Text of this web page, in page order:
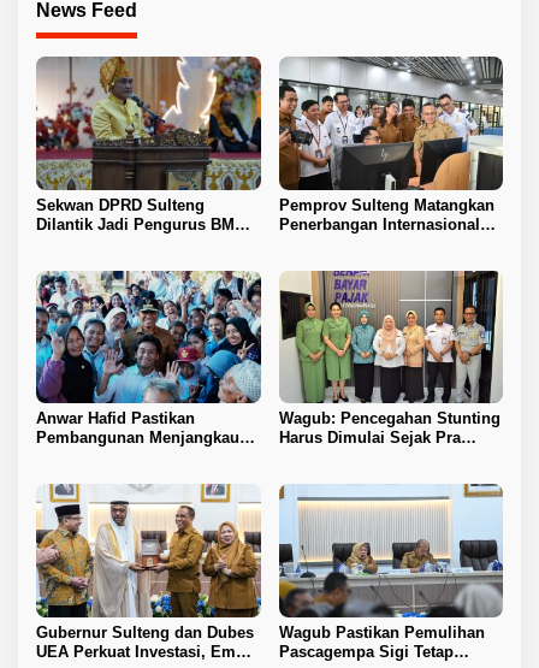
News Feed
Sekwan DPRD Sulteng
Dilantik Jadi Pengurus BMA
Pemprov Sulteng Matangkan
Penerbangan Internasional
Anwar Hafid Pastikan
Pembangunan Menjangkau
Wagub: Pencegahan Stunting
Harus Dimulai Sejak Pra
Gubernur Sulteng dan Dubes
UEA Perkuat Investasi, Empat
Wagub Pastikan Pemulihan
Pascagempa Sigi Tetap